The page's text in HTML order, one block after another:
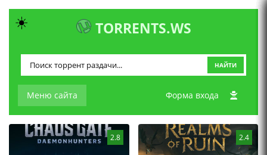
TORRENTS.WS
Меню сайта
НАЙТИ
Форма входа
2.8 2.4
☀️